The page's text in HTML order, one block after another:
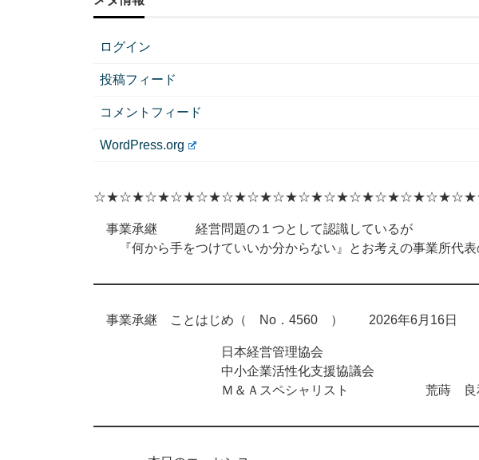
ログイン
投稿フィード
コメントフィード
WordPress.org
事業承継 経営問題の１つとして認識しているが
『何から手をつけていいか分からない』とお考えの事業所代表
事業承継 ことはじめ（ No．4560 ） 2026年6月16日
日本経営管理協会
中小企業活性化支援協議会
Ｍ＆Ａスペシャリスト 荒蒔 良